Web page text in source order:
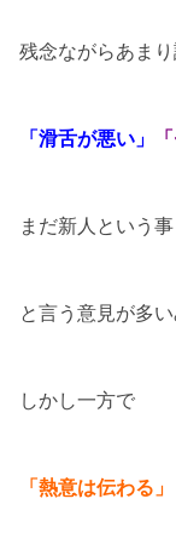
残念ながらあまり
「滑舌が悪い」
まだ新人という
と言う意見が多い
しかし一方で
「熱意は伝わる」